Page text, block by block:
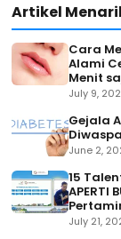
Artikel
Cara
Alami
Menit
July 9,
Gejala
June 2,
15
APERTI
July 21,